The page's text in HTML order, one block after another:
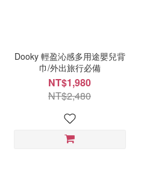
Dooky 輕盈沁感多用途嬰兒背
巾/外出旅行必備
NT$1,980
NT$2,480